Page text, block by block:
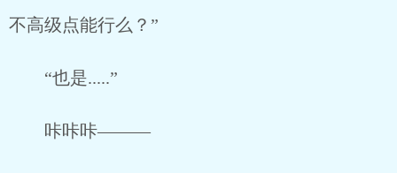
不高级点能行么？”
“也是.....”
咔咔咔———